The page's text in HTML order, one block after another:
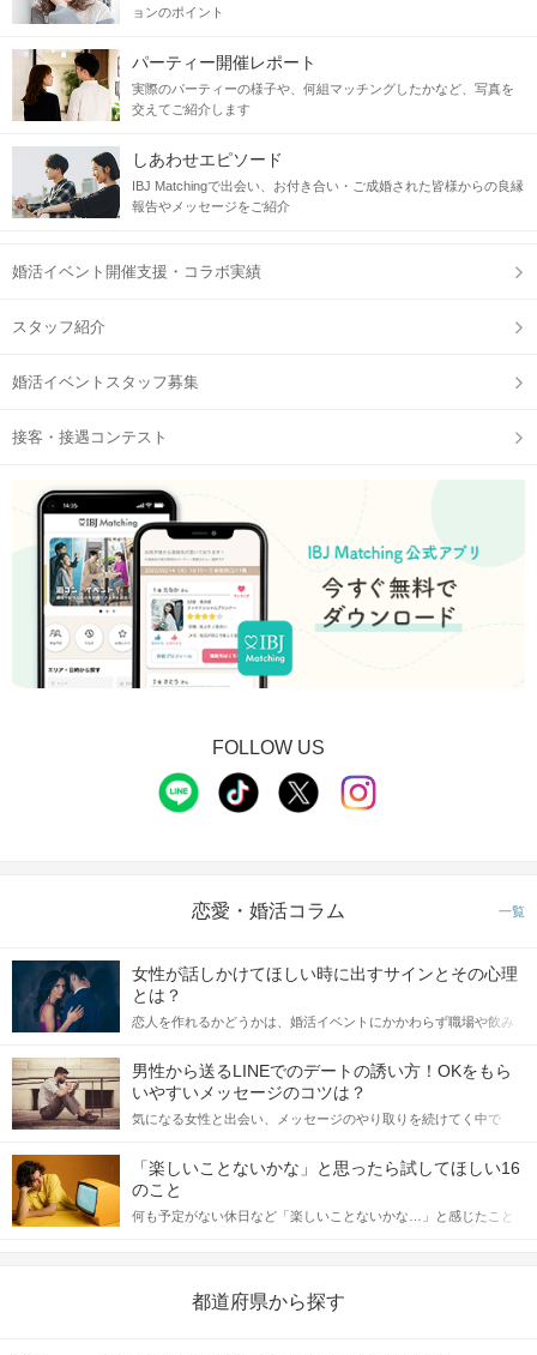
ョンのポイント
パーティー開催レポート
実際のパーティーの様子や、何組マッチングしたかなど、写真を
交えてご紹介します
しあわせエピソード
IBJ Matchingで出会い、お付き合い・ご成婚された皆様からの良縁
報告やメッセージをご紹介
婚活イベント開催支援・コラボ実績
スタッフ紹介
婚活イベントスタッフ募集
接客・接遇コンテスト
FOLLOW US
恋愛・婚活コラム 一覧
女性が話しかけてほしい時に出すサインとその心理
とは？
恋人を作れるかどうかは、婚活イベントにかかわらず職場や飲み
てアプローチできるかにも左右されます。 これから恋人作りを本
格的に始めようとしている方は、女性が異性を求めて出すサイン
をしっかりと理解し、正しい行動に移せるかどうかが重要。 この
記事では、女性が話しかけて欲しい時に出すサインとその心理を
合にどのような行動に繋げるべきかをご紹介していきます。
男性から送るLINEでのデートの誘い方！OKをもら
いやすいメッセージのコツは？
気になる女性と出会い、メッセージのやり取りを続けてく中で
しかし、中には「どう誘ったらいいの？」とお困りの男性もいら
っしゃるのではないでしょうか。 そこで今回は、男性から女性へ
送るLINEでのデートの誘い方のコツをご紹介します。例文も混じ
えながら解説するので、ぜひ参考にしてください。
「楽しいことないかな」と思ったら試してほしい16
のこと
何も予定がない休日など「楽しいことないかな…」と感じたこと
の楽しいことアイデアを集めました♪ いままさに楽しいことを探し
都道府県から探す